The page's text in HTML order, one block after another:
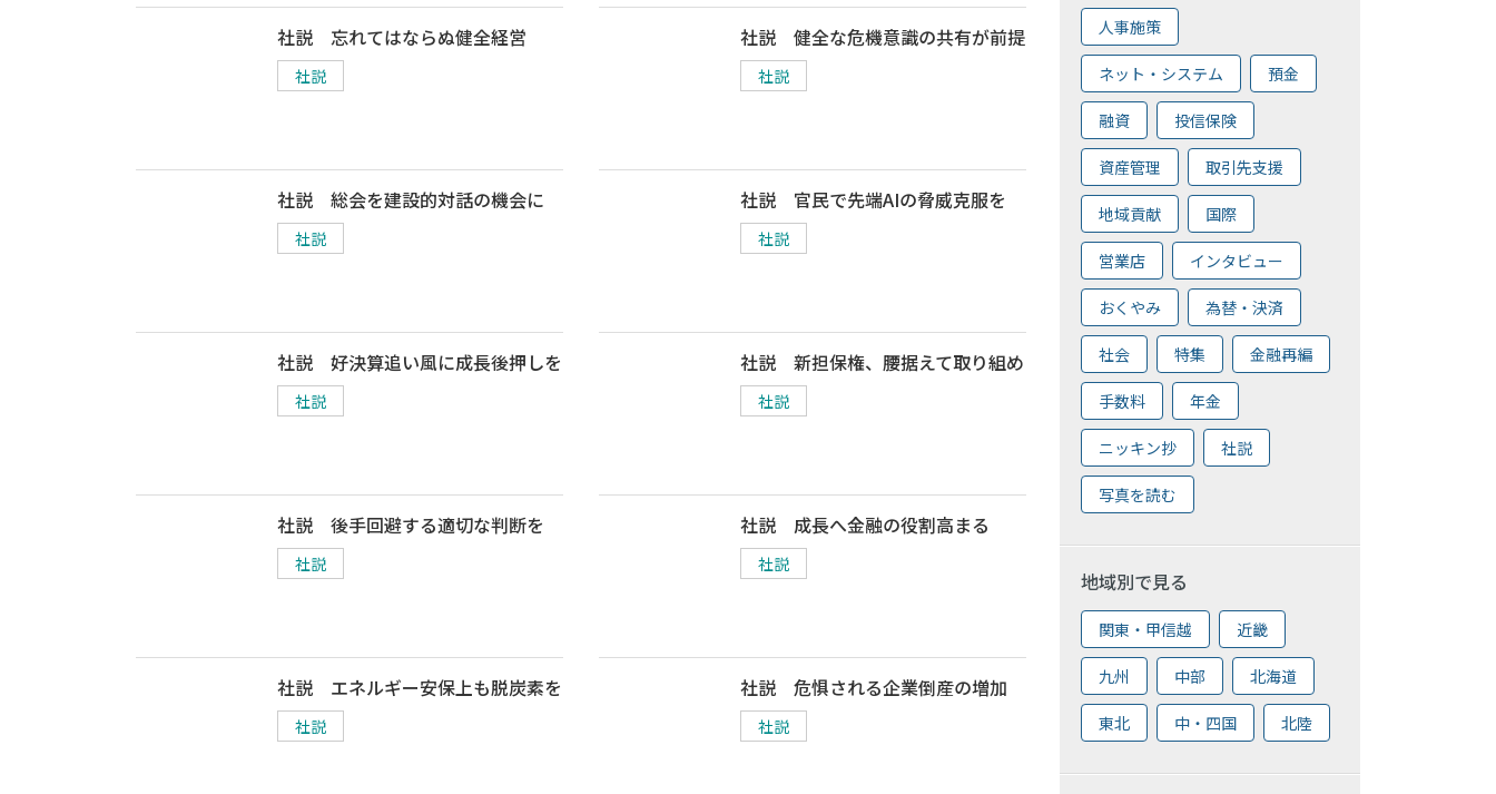
社説 忘れてはならぬ健全経営
社説
社説 健全な危機意識の共有が前提
社説
社説 総会を建設的対話の機会に
社説
社説 官民で先端AIの脅威克服を
社説
社説 好決算追い風に成長後押しを
社説
社説 新担保権、腰据えて取り組め
社説
社説 後手回避する適切な判断を
社説
社説 成長へ金融の役割高まる
社説
社説 エネルギー安保上も脱炭素を
社説
社説 危惧される企業倒産の増加
社説
人事施策
ネット・システム 預金
融資 投信保険
資産管理 取引先支援
地域貢献 国際
営業店 インタビュー
おくやみ 為替・決済
社会 特集 金融再編
手数料 年金
ニッキン抄 社説
写真を読む
地域別で見る
関東・甲信越 近畿
九州 中部 北海道
東北 中・四国 北陸